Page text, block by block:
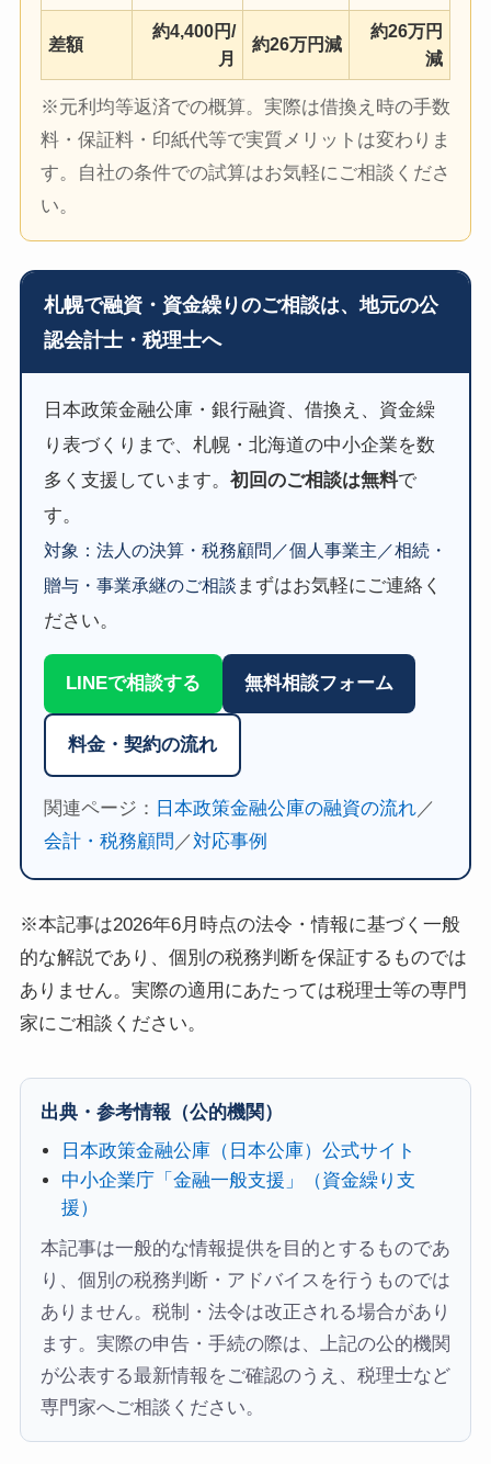
差額
約4,400円/
月
約26万円減
約26万円
減
※元利均等返済での概算。実際は借換え時の手数
料・保証料・印紙代等で実質メリットは変わりま
す。自社の条件での試算はお気軽にご相談くださ
い。
札幌で融資・資金繰りのご相談は、地元の公
認会計士・税理士へ
日本政策金融公庫・銀行融資、借換え、資金繰
り表づくりまで、札幌・北海道の中小企業を数
多く支援しています。 初回のご相談は無料で
す。
対象：法人の決算・税務顧問／個人事業主／相続・
贈与・事業承継のご相談 まずはお気軽にご連絡く
ださい。
LINEで相談する 無料相談フォーム
料金・契約の流れ
関連ページ： 日本政策金融公庫の融資の流れ／
会計・税務顧問 ／対応事例
※本記事は2026年6月時点の法令・情報に基づく一般
的な解説であり、個別の税務判断を保証するものでは
ありません。実際の適用にあたっては税理士等の専門
家にご相談ください。
出典・参考情報（公的機関）
日本政策金融公庫（日本公庫）公式サイト
中小企業庁「金融一般支援」（資金繰り支
援）
本記事は一般的な情報提供を目的とするものであ
り、個別の税務判断・アドバイスを行うものでは
ありません。税制・法令は改正される場合があり
ます。実際の申告・手続の際は、上記の公的機関
が公表する最新情報をご確認のうえ、税理士など
専門家へご相談ください。